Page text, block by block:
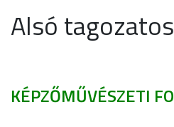
Alsó
KÉPZŐMŰVÉSZETI